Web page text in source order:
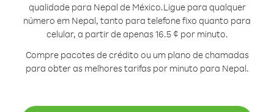
qualidade para Nepal de México.Ligue para qualquer
número em Nepal, tanto para telefone fixo quanto para
celular, a partir de apenas 16.5 ¢ por minuto.
Compre pacotes de crédito ou um plano de chamadas
para obter as melhores tarifas por minuto para Nepal.